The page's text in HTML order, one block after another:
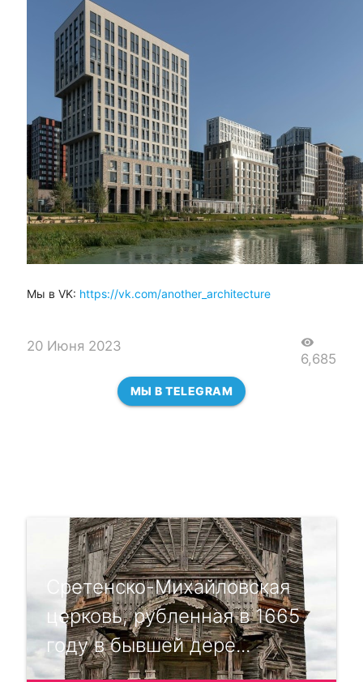
Мы в VK: https://vk.com/another_architecture
20 Июня 2023 visibility
6,685
МЫ В TELEGRAM
Сретенско-Михайловская
церковь, рубленная в 1665
году в бывшей дере...